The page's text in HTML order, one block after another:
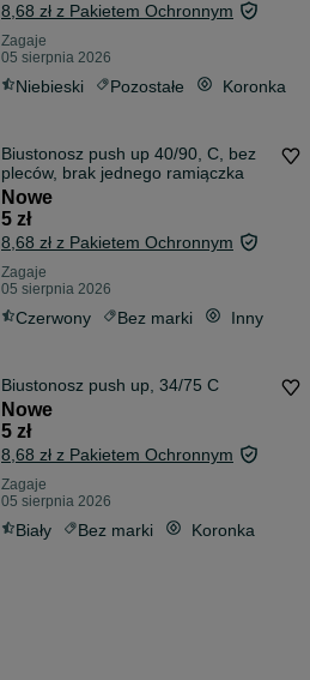
8,68 zł z Pakietem Ochronnym
Zagaje
05 sierpnia 2026
Niebieski Pozostałe Koronka
Biustonosz push up 40/90, C, bez
pleców, brak jednego ramiączka
Nowe
5 zł
8,68 zł z Pakietem Ochronnym
Zagaje
05 sierpnia 2026
Czerwony Bez marki Inny
Biustonosz push up, 34/75 C
Nowe
5 zł
8,68 zł z Pakietem Ochronnym
Zagaje
05 sierpnia 2026
Biały Bez marki Koronka